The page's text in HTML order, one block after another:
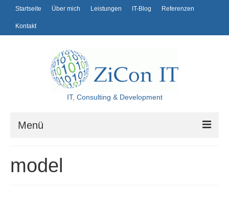
Startseite Über mich Leistungen IT-Blog Referenzen
Kontakt
IT, Consulting & Development
Menü
Über mich
model